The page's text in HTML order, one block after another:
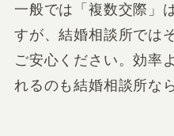
一般では「複数交際」
すが、結婚相談所では
ご安心ください。効率
れるのも結婚相談所な